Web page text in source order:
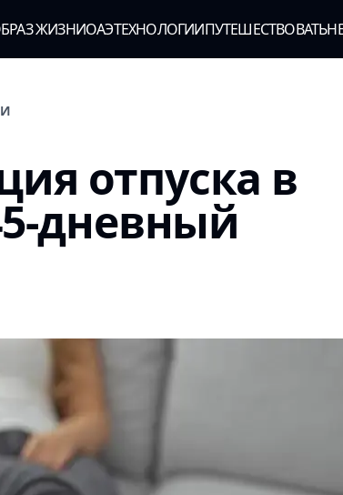
ЖИЗНИОАЭТЕХНОЛОГИИПУТЕШЕСТВОВАТЬ
отпуска в
дневный